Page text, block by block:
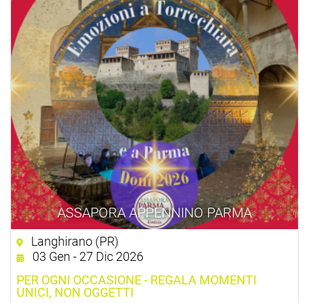
ASSAPORA APPENNINO PARMA
Langhirano (PR)
03 Gen - 27 Dic 2026
PER OGNI OCCASIONE - REGALA MOMENTI
UNICI, NON OGGETTI